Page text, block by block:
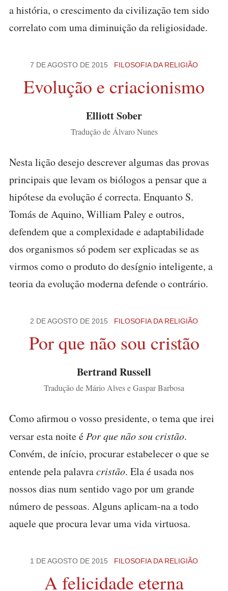
a história, o crescimento da civilização tem sido
correlato com uma diminuição da religiosidade.
7 DE AGOSTO DE 2015 FILOSOFIA DA RELIGIÃO
Evolução e criacionismo
Elliott Sober
Tradução de Álvaro Nunes
Nesta lição desejo descrever algumas das provas
principais que levam os biólogos a pensar que a
hipótese da evolução é correcta. Enquanto S.
Tomás de Aquino, William Paley e outros,
defendem que a complexidade e adaptabilidade
dos organismos só podem ser explicadas se as
virmos como o produto do desígnio inteligente, a
teoria da evolução moderna defende o contrário.
2 DE AGOSTO DE 2015 FILOSOFIA DA RELIGIÃO
Por que não sou cristão
Bertrand Russell
Tradução de Mário Alves e Gaspar Barbosa
Como afirmou o vosso presidente, o tema que irei
versar esta noite é Por que não sou cristão.
Convém, de início, procurar estabelecer o que se
entende pela palavracristão. Ela é usada nos
nossos dias num sentido vago por um grande
número de pessoas. Alguns aplicam-na a todo
aquele que procura levar uma vida virtuosa.
1 DE AGOSTO DE 2015 FILOSOFIA DA RELIGIÃO
A felicidade eterna